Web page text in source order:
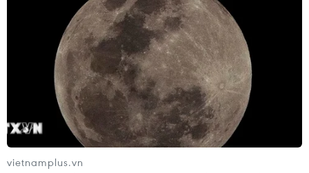
vietnamplus.vn